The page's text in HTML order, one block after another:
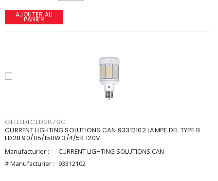
AJOUTER AU
PANIER
GELLEDLCED287SC
CURRENT LIGHTING SOLUTIONS CAN 93312102 LAMPE DEL TYPE B
ED28 90/115/150W 3/4/5K 120V
Manufacturier :
CURRENT LIGHTING SOLUTIONS CAN
# Manufacturier : 93312102